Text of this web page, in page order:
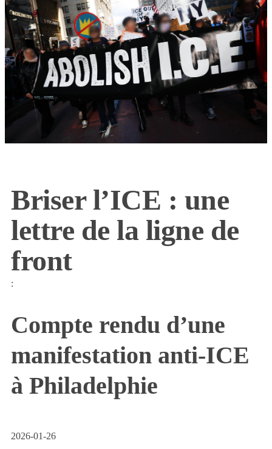
Briser l’ICE : une
lettre de la ligne de
front
:
Compte rendu d’une
manifestation anti-ICE
à Philadelphie
2026-01-26